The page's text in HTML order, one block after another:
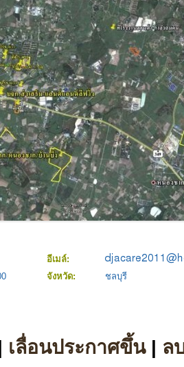
อีเมล์:
จังหวัด: ชลบุรี
เลื่อนประกาศขึ้น| ล